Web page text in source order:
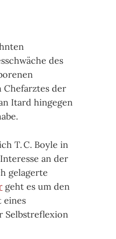
des
Chefarztes der
Itard hingegen
T. C. Boyle in
an der
gelagerte
geht es um den
eines
Selbstreflexion